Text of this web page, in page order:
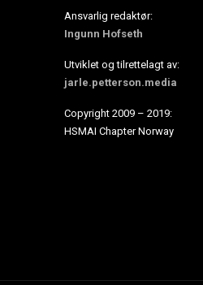
Ansvarlig redaktør:
Ingunn Hofseth
Utviklet og tilrettelagt av:
jarle.petterson.media
Copyright 2009 – 2019:
HSMAI Chapter Norway